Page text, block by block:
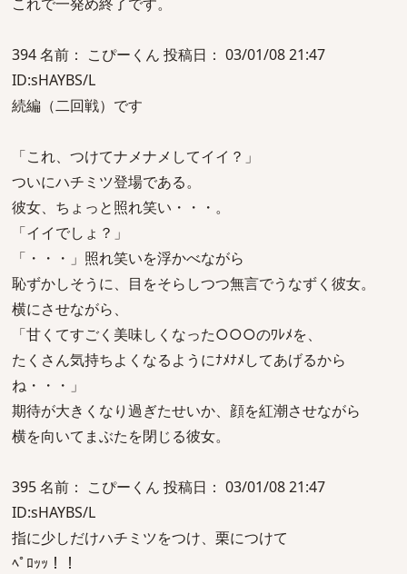
394 名前： こぴーくん 投稿日： 03/01/08 21:47
ID:sHAYBS/L
続編（二回戦）です
「これ、つけてナメナメしてイイ？」
ついにハチミツ登場である。
彼女、ちょっと照れ笑い・・・。
「イイでしょ？」
「・・・」照れ笑いを浮かべながら
恥ずかしそうに、目をそらしつつ無言でうなずく彼女。
横にさせながら、
「甘くてすごく美味しくなった○○○のﾜﾚﾒを、
たくさん気持ちよくなるようにﾅﾒﾅﾒしてあげるから
ね・・・」
期待が大きくなり過ぎたせいか、顔を紅潮させながら
横を向いてまぶたを閉じる彼女。
395 名前： こぴーくん 投稿日： 03/01/08 21:47
ID:sHAYBS/L
指に少しだけハチミツをつけ、栗につけて
ﾍﾟﾛｯｯ！！